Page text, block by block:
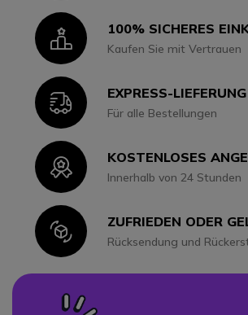
Icon100% SICHERES
Kaufen Sie mit Vertrauen
IconEXPRESS-LIEFERUNG
Für alle Bestellungen
IconKOSTENLOSES
Innerhalb von 24 Stunden
IconZUFRIEDEN ODER
Rücksendung und